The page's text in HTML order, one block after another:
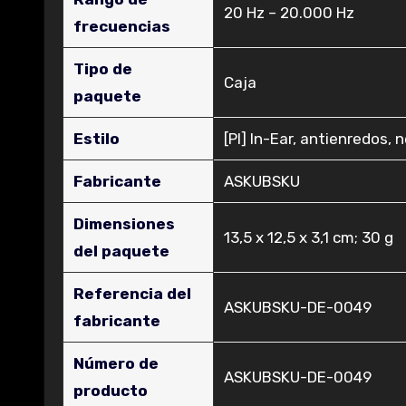
frecuencias
‎20 Hz – 20.000 Hz
Tipo de
paquete
‎Caja
Estilo ‎[PI] In-Ear, antienredos,
Fabricante ‎ASKUBSKU
Dimensiones
del paquete
‎13,5 x 12,5 x 3,1 cm; 30 g
Referencia del
fabricante
‎ASKUBSKU-DE-0049
Número de
producto
‎ASKUBSKU-DE-0049